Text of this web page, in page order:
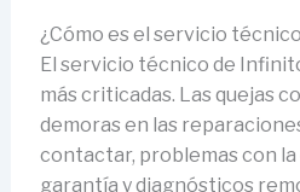
¿Cómo es el servicio
El servicio técnico de
más criticadas. Las quejas
demoras en las
contactar, problemas con
garantía y diagnósticos